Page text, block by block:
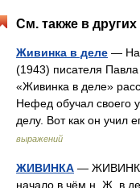
См. также в
Живинка в деле —
(1943) писателя
«Живинка в деле»
Нефед обучал своего
делу. Вот как он
выражений
ЖИВИНКА —
начало в чём н. Ж. в